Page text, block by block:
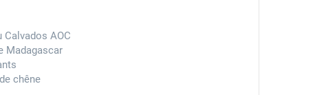
AOC
Madagascar
chêne